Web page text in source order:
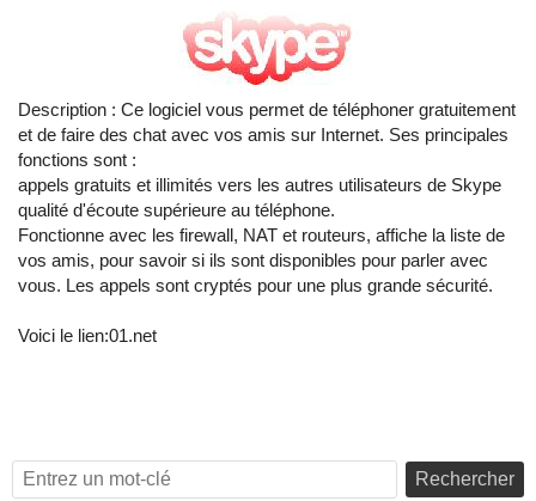
Description : Ce logiciel vous permet de téléphoner gratuitement
et de faire des chat avec vos amis sur Internet. Ses principales
fonctions sont :
appels gratuits et illimités vers les autres utilisateurs de Skype
qualité d'écoute supérieure au téléphone.
Fonctionne avec les firewall, NAT et routeurs, affiche la liste de
vos amis, pour savoir si ils sont disponibles pour parler avec
vous. Les appels sont cryptés pour une plus grande sécurité.
Voici le lien:01.net
Rechercher